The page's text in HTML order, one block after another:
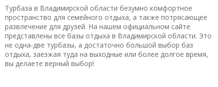
качели бы для детей. Или сетку волейбольную, ну это для
мужчин уже. Далеко от города, дети с аллергией, а тут
воздух чистый. Нам понравилось, много гуляли, лес рядом,
река и много рыбок. Детишки смотрели. Турбаза активно
обустраивается, мы были, когда засеивали газон и строили
огромную беседку для шашлыков. Вернемся в конце лета,
должно быть все готовов уже
Турбаза в Владимирской области безумно комфортное
пространство для семейного отдыха, а также потрясающее
развлечение для друзей. На нашем официальном сайте
представлены все базы отдыха в Владимирской области. Это
не одна-две турбазы, а достаточно большой выбор баз
отдыха, заезжая туда на выходные или более долгое время,
вы делаете верный выбор!